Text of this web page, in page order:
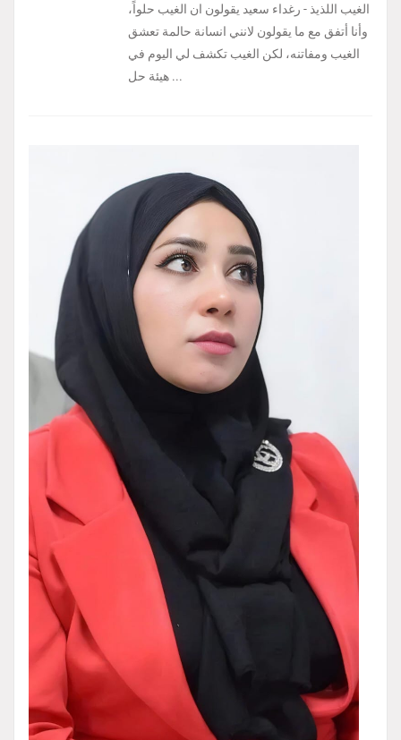
الغيب اللذيذ - رغداء سعيد يقولون ان الغيب حلواً،
وأنا أتفق مع ما يقولون لانني انسانة حالمة تعشق
الغيب ومفاتنه، لكن الغيب تكشف لي اليوم في
هيئة حل ...